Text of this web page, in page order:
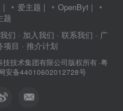
| 爱主题 | OpenByt |
题
们 · 加入我们 · 联系我们 · 广
项目 · 推介计划
技技术集团有限公司版权所有·粤
安备44010602012728号